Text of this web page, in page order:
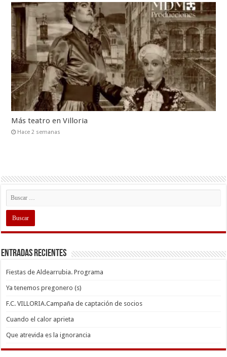
Más teatro en Villoria
Hace 2 semanas
Entradas recientes
Fiestas de Aldearrubia. Programa
Ya tenemos pregonero (s)
F.C. VILLORIA.Campaña de captación de socios
Cuando el calor aprieta
Que atrevida es la ignorancia